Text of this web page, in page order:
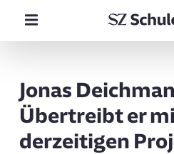
Jonas
Übertreibt er
derzeitigen